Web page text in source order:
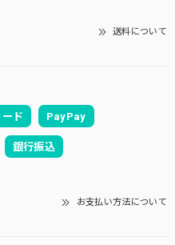
送料について
ド PayPay
銀行振込
お支払い方法について